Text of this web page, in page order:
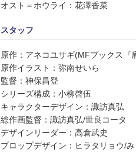
オスト＝ホウライ：花澤香菜
スタッフ
原作：アネコユサギ(MFブックス『
原作イラスト：弥南せいら
監督：神保昌登
シリーズ構成：小柳啓伍
キャラクターデザイン：諏訪真弘
総作画監督：諏訪真弘/世良コータ
デザインリーダー：高倉武史
プロップデザイン：ヒラタリョウ/